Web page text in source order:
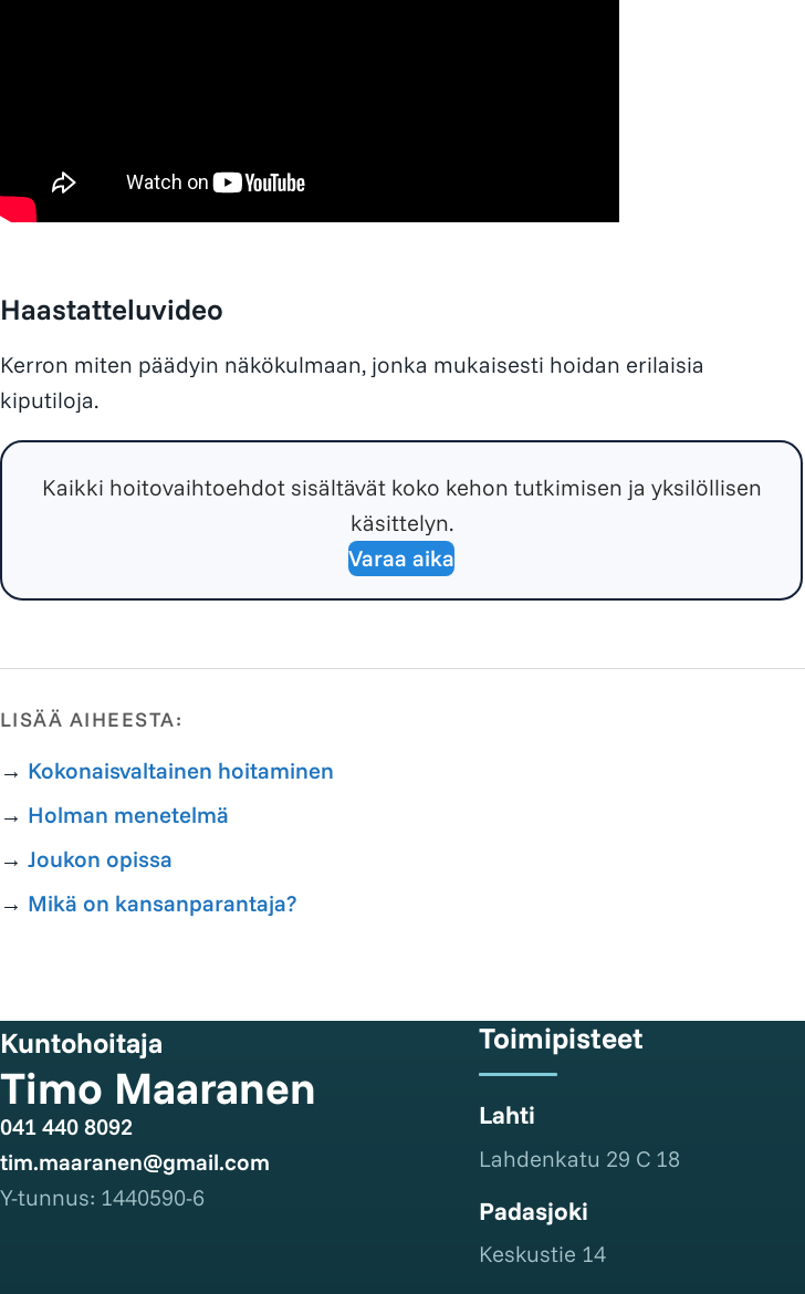
Haastatteluvideo
Kerron miten päädyin näkökulmaan, jonka mukaisesti hoidan erilaisia
kiputiloja.
Kaikki hoitovaihtoehdot sisältävät koko kehon tutkimisen ja yksilöllisen
käsittelyn.
Varaa aika
LISÄÄ AIHEESTA:
→ Kokonaisvaltainen hoitaminen
→ Holman menetelmä
→ Joukon opissa
→ Mikä on kansanparantaja?
Kuntohoitaja
Timo Maaranen
041 440 8092
tim.maaranen@gmail.com
Y-tunnus: 1440590-6
Toimipisteet
Lahti
Lahdenkatu 29 C 18
Padasjoki
Keskustie 14